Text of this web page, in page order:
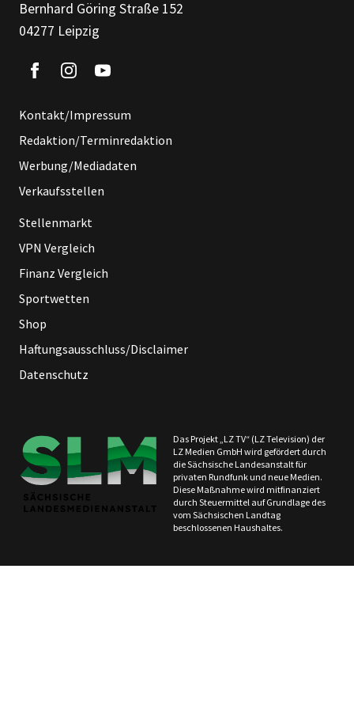
Bernhard Göring Straße 152
04277 Leipzig
Kontakt/Impressum
Redaktion/Terminredaktion
Werbung/Mediadaten
Verkaufsstellen
Stellenmarkt
VPN Vergleich
Finanz Vergleich
Sportwetten
Shop
Haftungsausschluss/Disclaimer
Datenschutz
Das Projekt „LZ TV“ (LZ Television) der
LZ Medien GmbH wird gefördert durch
die Sächsische Landesanstalt für
privaten Rundfunk und neue Medien.
Diese Maßnahme wird mitfinanziert
durch Steuermittel auf Grundlage des
vom Sächsischen Landtag
beschlossenen Haushaltes.